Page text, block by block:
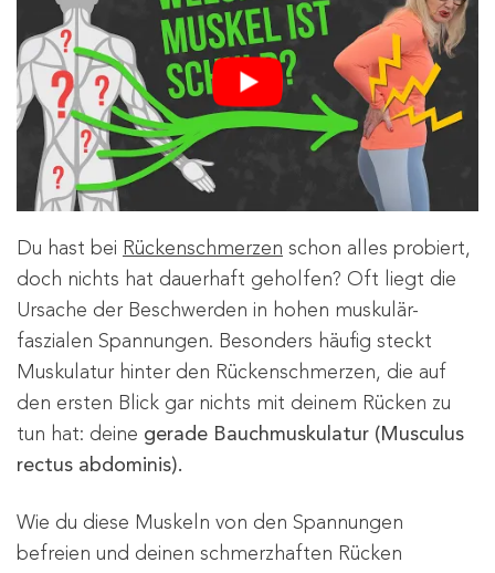
Du hast bei Rückenschmerzen schon alles probiert,
doch nichts hat dauerhaft geholfen? Oft liegt die
Ursache der Beschwerden in hohen muskulär-
faszialen Spannungen. Besonders häufig steckt
Muskulatur hinter den Rückenschmerzen, die auf
den ersten Blick gar nichts mit deinem Rücken zu
tun hat: deine gerade Bauchmuskulatur (Musculus
rectus abdominis).
Wie du diese Muskeln von den Spannungen
befreien und deinen schmerzhaften Rücken